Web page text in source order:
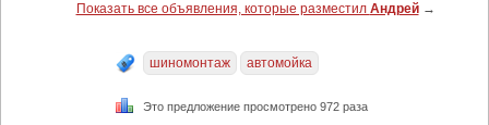
Показать все объявления, которые разместил Андрей→
шиномонтаж автомойка
Это предложение просмотрено 972 раза